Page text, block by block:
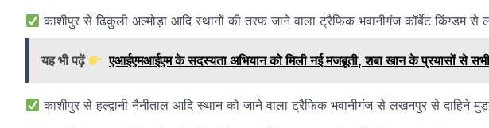
काशीपुर से ढिकुली अल्मोड़ा आदि स्थानों की तरफ जाने वाला ट्रैफिक भवानीगंज कॉर्बेट किंग्डम से
यह भी पढ़ें एआईएमआईएम के सदस्यता अभियान को मिली नई मजबूती, शबा खान के प्रयासों से
काशीपुर से हल्द्वानी नैनीताल आदि स्थान को जाने वाला ट्रैफिक भवानीगंज से लखनपुर से दाहिने